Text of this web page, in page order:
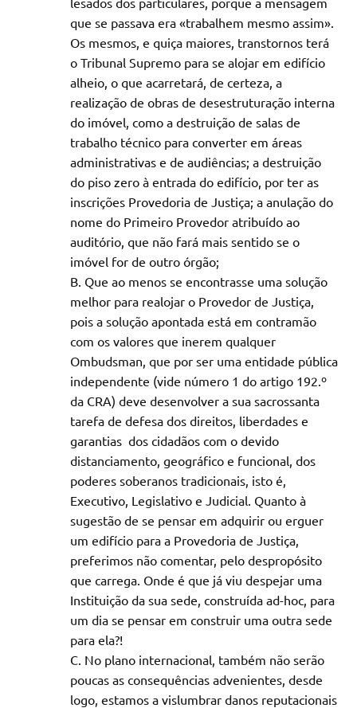
que se passava era «trabalhem mesmo assim».
Os mesmos, e quiça maiores, transtornos terá
o Tribunal Supremo para se alojar em edifício
alheio, o que acarretará, de certeza, a
realização de obras de desestruturação interna
do imóvel, como a destruição de salas de
trabalho técnico para converter em áreas
administrativas e de audiências; a destruição
do piso zero à entrada do edifício, por ter as
inscrições Provedoria de Justiça; a anulação do
nome do Primeiro Provedor atribuído ao
auditório, que não fará mais sentido se o
imóvel for de outro órgão;
Que ao menos se encontrasse uma solução
melhor para realojar o Provedor de Justiça,
pois a solução apontada está em contramão
com os valores que inerem qualquer
Ombudsman, que por ser uma entidade pública
independente (vide número 1 do artigo 192.º
da CRA) deve desenvolver a sua sacrossanta
tarefa de defesa dos direitos, liberdades e
garantias dos cidadãos com o devido
distanciamento, geográfico e funcional, dos
poderes soberanos tradicionais, isto é,
Executivo, Legislativo e Judicial. Quanto à
sugestão de se pensar em adquirir ou erguer
um edifício para a Provedoria de Justiça,
preferimos não comentar, pelo despropósito
que carrega. Onde é que já viu despejar uma
Instituição da sua sede, construída ad-hoc, para
um dia se pensar em construir uma outra sede
para ela?!
No plano internacional, também não serão
poucas as consequências advenientes, desde
logo, estamos a vislumbrar danos reputacionais